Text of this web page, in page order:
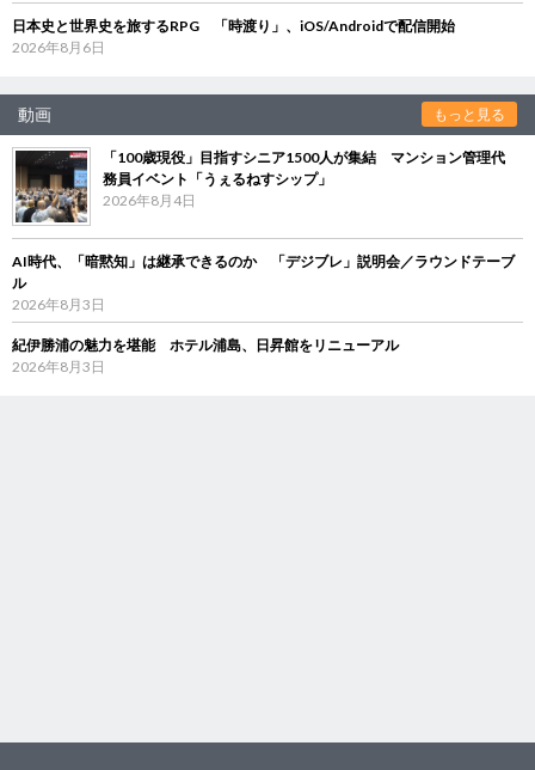
日本史と世界史を旅するRPG 「時渡り」、iOS/Androidで配信開始
2026年8月6日
動画 もっと見る
「100歳現役」目指すシニア1500人が集結 マンション管理代
務員イベント「うぇるねすシップ」
2026年8月4日
AI時代、「暗黙知」は継承できるのか 「デジブレ」説明会／ラウンドテーブ
ル
2026年8月3日
紀伊勝浦の魅力を堪能 ホテル浦島、日昇館をリニューアル
2026年8月3日